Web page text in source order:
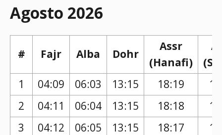
Agosto 2026
# Fajr Alba Dohr
Assr
(Hanafi)
1
04:09 06:03 13:15 18:19
2
04:11 06:04 13:15 18:18
3
04:12 06:05 13:15 18:17